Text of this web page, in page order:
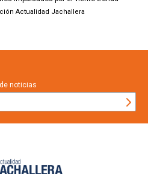
Actualidad Jachallera
noticias